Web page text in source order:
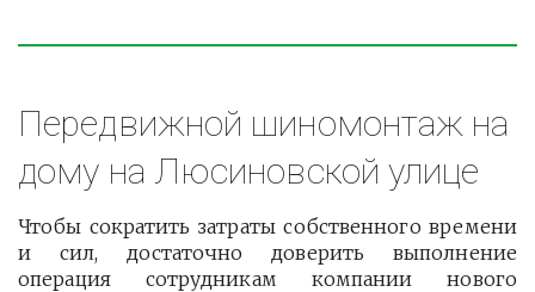
Передвижной шиномонтаж на
дому на Люсиновской улице
Чтобы сократить затраты собственного времени
и сил, достаточно доверить выполнение
операция сотрудникам компании нового